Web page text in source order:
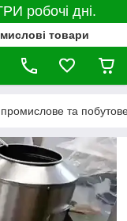
робочі дні.
товари
та